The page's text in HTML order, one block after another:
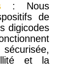
: Nous
de
digicodes
et la